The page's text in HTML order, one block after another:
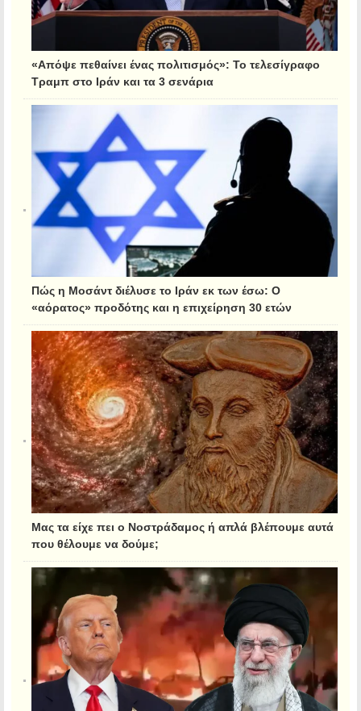
«Απόψε πεθαίνει ένας πολιτισμός»: Το τελεσίγραφο
Τραμπ στο Ιράν και τα 3 σενάρια
Πώς η Μοσάντ διέλυσε το Ιράν εκ των έσω: Ο
«αόρατος» προδότης και η επιχείρηση 30 ετών
Μας τα είχε πει ο Νοστράδαμος ή απλά βλέπουμε αυτά
που θέλουμε να δούμε;